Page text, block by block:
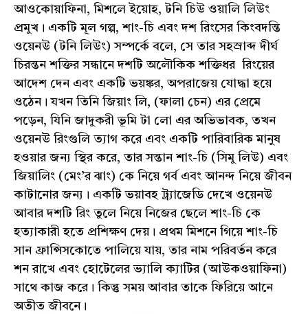
আওকোয়াফিনা, মিশলে ইয়োহ, টনি চিউ ওয়ালি লিউং
প্রমুখ। একটি মূল গল্প, শাং-চি এবং দশ রিংসের কিংবদন্তি
ওয়েনউ (টনি লিউং) সম্পর্কে বলে, সে তার সহস্রাব্দ দীর্ঘ
চিরন্তন শক্তির সন্ধানে দশটি অলৌকিক শক্তিধর রিংয়ের
আদেশ দেন এবং একটি ভয়ঙ্কর, অপরাজেয় যোদ্ধা হয়ে
ওঠেন। যখন তিনি জিয়াং লি, (ফালা চেন) এর প্রেমে
পড়েন, যিনি জাদুকরী ভূমি টা লো এর অভিভাবক, তখন
ওয়েনউ রিংগুলি ত্যাগ করে এবং একটি পারিবারিক মানুষ
হওয়ার জন্য স্থির করে, তার সন্তান শাং-চি (সিমু লিউ) এবং
জিয়ালিং (মেং’র ঝাং) কে নিয়ে গর্ব এবং আনন্দ নিয়ে জীবন
কাটানোর জন্য। একটি ভয়াবহ ট্র্যাজেডি দেখে ওয়েনউ
আবার দশটি রিং তুলে নিয়ে নিজের ছেলে শাং-চি কে
হত্যাকারী হতে প্রশিক্ষণ দেয়। প্রথম মিশনে গিয়ে শাং-চি
সান ফ্রান্সিসকোতে পালিয়ে যায়, তার নাম পরিবর্তন করে
শন রাখে এবং হোটেলের ভ্যালি ক্যাটির (আউকওয়াফিনা)
সাথে কাজ করে। কিন্তু সময় আবার তাকে ফিরিয়ে আনে
অতীত জীবনে।